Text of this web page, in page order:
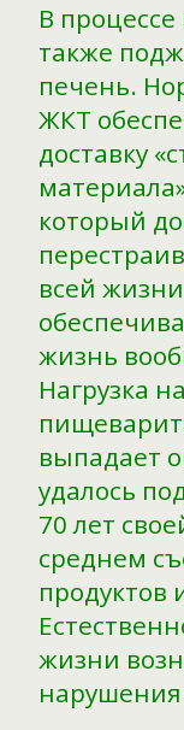
В
также
печень.
ЖКТ
доставку
который
всей
жизнь
Нагрузка
выпадает
удалось
70 лет
среднем
продуктов
жизни